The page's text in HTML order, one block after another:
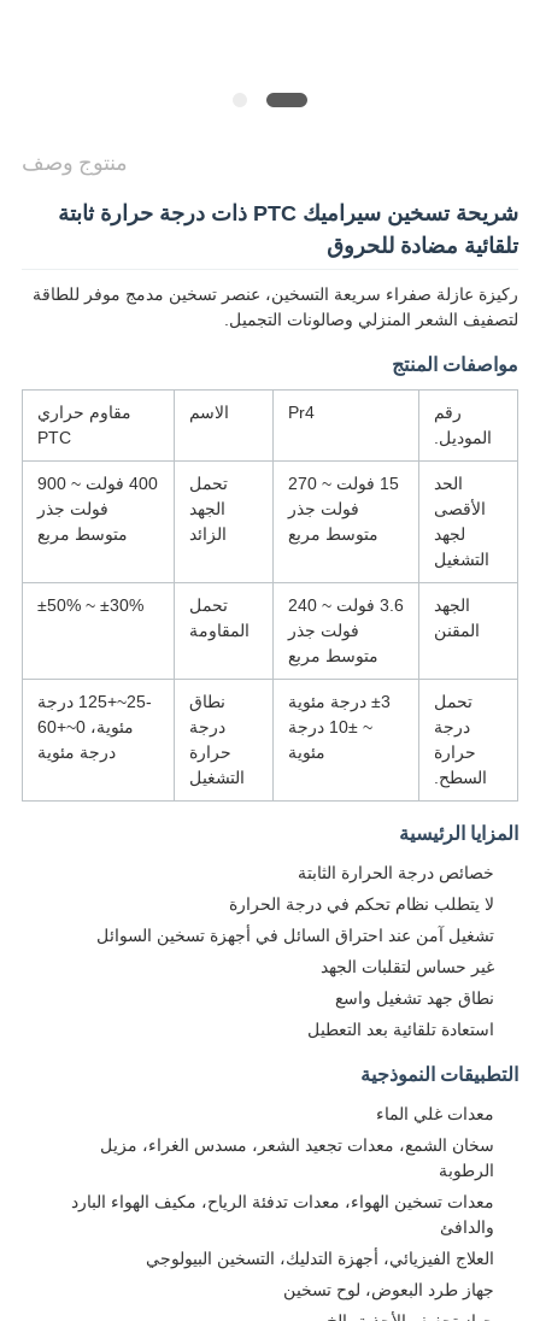
منتوج وصف
شريحة تسخين سيراميك PTC ذات درجة حرارة ثابتة
تلقائية مضادة للحروق
ركيزة عازلة صفراء سريعة التسخين، عنصر تسخين مدمج موفر للطاقة
لتصفيف الشعر المنزلي وصالونات التجميل.
مواصفات المنتج
رقم
الموديل.
Pr4 الاسم
مقاوم حراري
PTC
الحد
الأقصى
لجهد
التشغيل
15 فولت ~ 270
فولت جذر
متوسط مربع
تحمل
الجهد
الزائد
400 فولت ~ 900
فولت جذر
متوسط مربع
الجهد
المقنن
3.6 فولت ~ 240
فولت جذر
متوسط مربع
تحمل
المقاومة
±30% ~ ±50%
تحمل
درجة
حرارة
السطح.
±3 درجة مئوية
~ ±10 درجة
مئوية
نطاق
درجة
حرارة
التشغيل
-25~+125 درجة
مئوية، 0~+60
درجة مئوية
المزايا الرئيسية
خصائص درجة الحرارة الثابتة
لا يتطلب نظام تحكم في درجة الحرارة
تشغيل آمن عند احتراق السائل في أجهزة تسخين السوائل
غير حساس لتقلبات الجهد
نطاق جهد تشغيل واسع
استعادة تلقائية بعد التعطيل
التطبيقات النموذجية
معدات غلي الماء
سخان الشمع، معدات تجعيد الشعر، مسدس الغراء، مزيل
الرطوبة
معدات تسخين الهواء، معدات تدفئة الرياح، مكيف الهواء البارد
والدافئ
العلاج الفيزيائي، أجهزة التدليك، التسخين البيولوجي
جهاز طرد البعوض، لوح تسخين